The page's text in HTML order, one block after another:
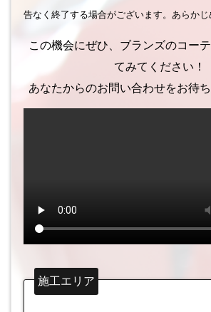
告なく終了する場合がございます。あらかじ
この機会にぜひ、ブランズのコー
てみてください！
あなたからのお問い合わせをお待ち
施工エリア